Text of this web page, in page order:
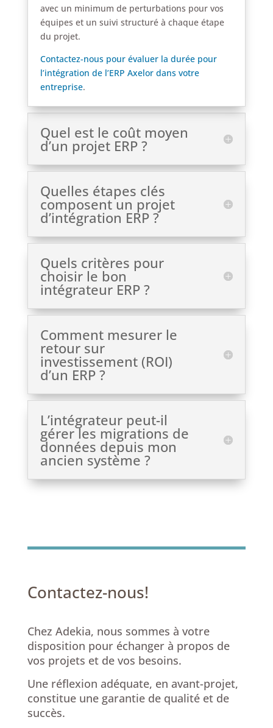
avec un minimum de perturbations pour vos
équipes et un suivi structuré à chaque étape
du projet.
Contactez-nous pour évaluer la durée pour
l’intégration de l’ERP Axelor dans votre
entreprise.
Quel est le coût moyen
d’un projet ERP ?
Quelles étapes clés
composent un projet
d’intégration ERP ?
Quels critères pour
choisir le bon
intégrateur ERP ?
Comment mesurer le
retour sur
investissement (ROI)
d’un ERP ?
L’intégrateur peut-il
gérer les migrations de
données depuis mon
ancien système ?
Contactez-nous!
Chez Adekia, nous sommes à votre
disposition pour échanger à propos de
vos projets et de vos besoins.
Une réflexion adéquate, en avant-projet,
constitue une garantie de qualité et de
succès.